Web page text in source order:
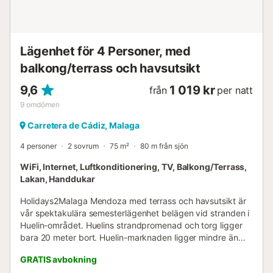
Lägenhet för 4 Personer, med
balkong/terrass och havsutsikt
9,6
9 omdömen
från 1 019 kr per natt
Carretera de Cádiz, Malaga
4 personer 2 sovrum 75 m² 80 m från sjön
WiFi, Internet, Luftkonditionering, TV, Balkong/Terrass,
Lakan, Handdukar
Holidays2Malaga Mendoza med terrass och havsutsikt är
vår spektakulära semesterlägenhet belägen vid stranden i
Huelin-området. Huelins strandpromenad och torg ligger
bara 20 meter bort. Huelin-marknaden ligger mindre än
lägenheten. Lägenheten är söderläge och har plats för upp
GRATIS avbokning